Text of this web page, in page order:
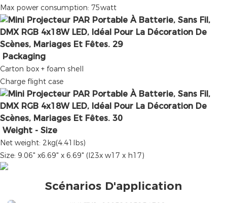
Max power consumption: 75watt
Packaging
Carton box + foam shell
Charge flight case
Weight - Size
Net weight: 2kg(4.41lbs)
Size: 9.06" x6.69" x 6.69" (l23x w17 x h17)
Scénarios D'application